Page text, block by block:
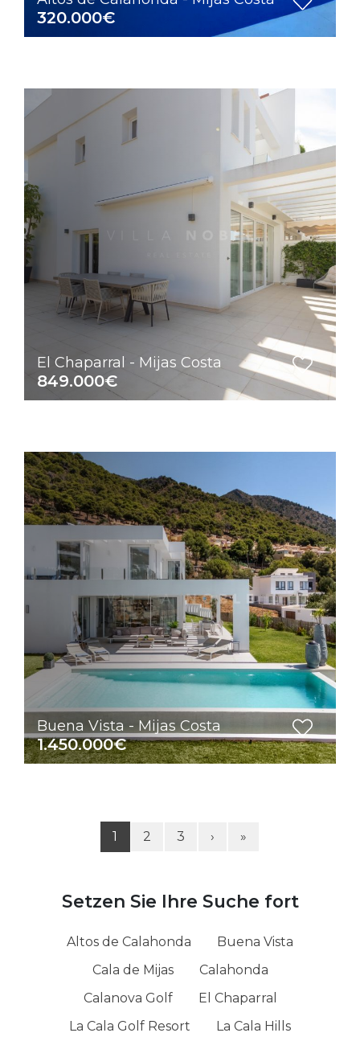
320.000€
El Chaparral - Mijas Costa
849.000€
Buena Vista - Mijas Costa
1.450.000€
1 2 3 › »
Setzen Sie Ihre Suche fort
Altos de Calahonda
Buena Vista
Cala de Mijas
Calahonda
Calanova Golf
El Chaparral
La Cala Golf Resort
La Cala Hills